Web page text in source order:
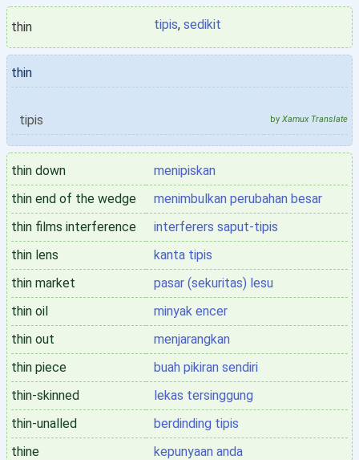
thin tipis, sedikit
thin
tipis by Xamux Translate
thin down
menipiskan
thin end of the wedge
menimbulkan perubahan besar
thin films interference
interferers saput-tipis
thin lens
kanta tipis
thin market
pasar (sekuritas) lesu
thin oil
minyak encer
thin out
menjarangkan
thin piece
buah pikiran sendiri
thin-skinned
lekas tersinggung
thin-unalled
berdinding tipis
thine
kepunyaan anda